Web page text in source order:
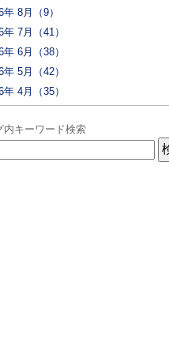
年 8月（9）
年 7月（41）
年 6月（38）
年 5月（42）
年 4月（35）
内キーワード検索